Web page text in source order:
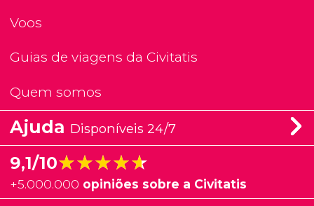
Voos
Guias de viagens da Civitatis
Quem somos
Ajuda Disponíveis 24/7
9,1/10★★★★★
★★★★★
+5.000.000 opiniões sobre a Civitatis